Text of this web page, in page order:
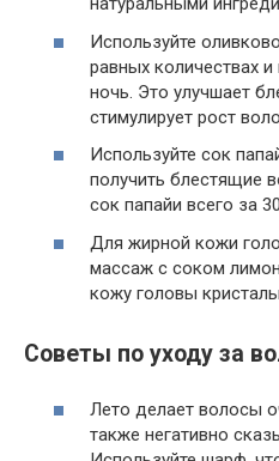
Используйте
равных количествах
ночь. Это улучшает
стимулирует рост
Используйте сок
получить блестящие
сок папайи всего за
Для жирной кожи
массаж с соком
кожу головы
Советы по уходу за
Лето делает волосы
также негативно